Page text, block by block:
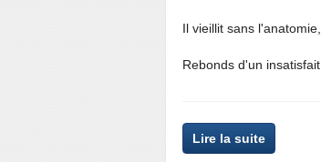
Il vieillit sans l'anatomie,
Rebonds d'un insatisfait.
Lire la suite